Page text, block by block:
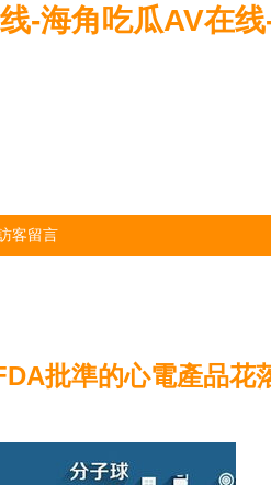
-海角吃瓜AV在
客留言
批準的心電產品花